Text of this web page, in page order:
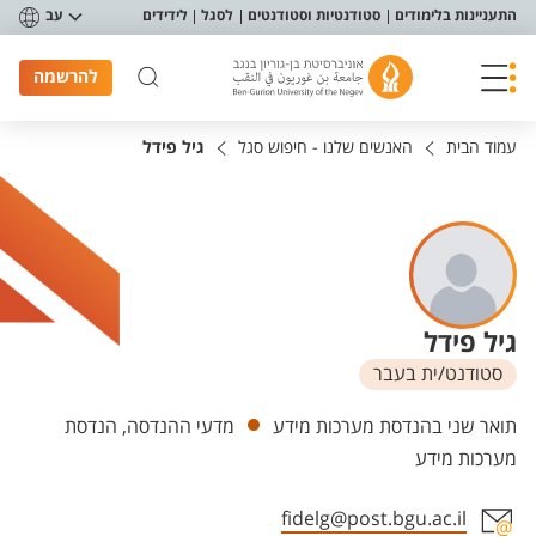
תפריט נגישות
התעניינות בלימודים סטודנטיות וסטודנטים לסגל לידידים עב
להרשמה
עמוד הבית האנשים שלנו - חיפוש סגל גיל פידל
גיל פידל
סטודנט/ית בעבר
יחידות
תואר שני בהנדסת מערכות מידע
מדעי ההנדסה, הנדסת
מערכות מידע
fidelg@post.bgu.ac.il